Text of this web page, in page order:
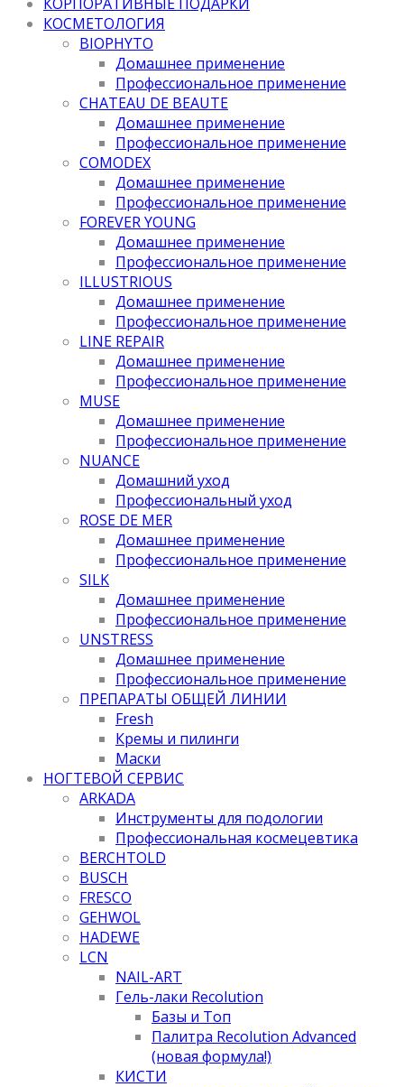
КОСМЕТОЛОГИЯ
BIOPHYTO
Домашнее применение
Профессиональное применение
CHATEAU DE BEAUTE
Домашнее применение
Профессиональное применение
COMODEX
Домашнее применение
Профессиональное применение
FOREVER YOUNG
Домашнее применение
Профессиональное применение
ILLUSTRIOUS
Домашнее применение
Профессиональное применение
LINE REPAIR
Домашнее применение
Профессиональное применение
MUSE
Домашнее применение
Профессиональное применение
NUANCE
Домашний уход
Профессиональный уход
ROSE DE MER
Домашнее применение
Профессиональное применение
SILK
Домашнее применение
Профессиональное применение
UNSTRESS
Домашнее применение
Профессиональное применение
ПРЕПАРАТЫ ОБЩЕЙ ЛИНИИ
Fresh
Кремы и пилинги
Маски
НОГТЕВОЙ СЕРВИС
ARKADA
Инструменты для подологии
Профессиональная космецевтика
BERCHTOLD
BUSCH
FRESCO
GEHWOL
HADEWE
LCN
NAIL-ART
Гель-лаки Recolution
Базы и Топ
Палитра Recolution Advanced
(новая формула!)
КИСТИ